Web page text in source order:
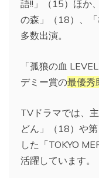
語!!」（15）ほか
の森」（18）、
多数出演。
「孤狼の血
デミー賞の最優秀
TVドラマでは、
どん」（18）や
した「TOKYO
活躍しています。